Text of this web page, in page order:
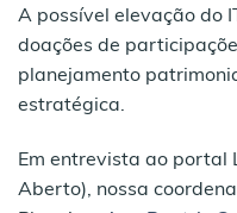
A possível elevação do
doações de
planejamento
estratégica.
Em entrevista ao portal
Aberto), nossa